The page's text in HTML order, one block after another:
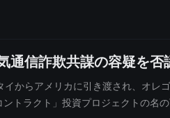
いないことが示されています。こ
信詐欺共謀の容疑を否
からアメリカに引き渡され、オレ
トラクト」投資プロジェクトの名